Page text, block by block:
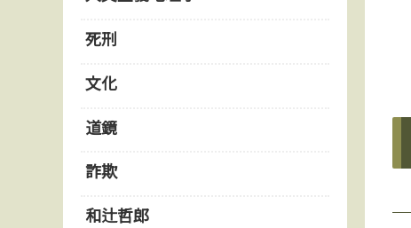
死刑
文化
道鏡
詐欺
和辻哲郎